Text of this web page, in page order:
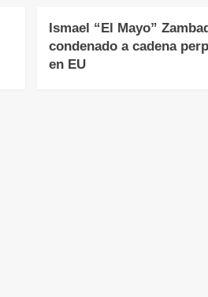
Ismael “El Mayo”
condenado a cadena
en EU